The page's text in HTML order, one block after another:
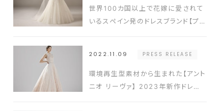
世界100カ国以上で花嫁に愛されて
いるスペイン発のドレスブランド【プ
2022.11.09 PRESS RELEASE
環境再生型素材から生まれた【アント
ニオ リーヴァ】 2023年新作ドレス